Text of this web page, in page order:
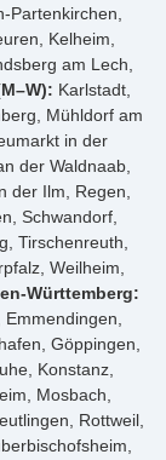
Partenkirchen,
Kelheim,
am Lech,
Karlstadt,
Mühldorf am
in der
der Waldnaab,
der Ilm, Regen,
Schwandorf,
Tirschenreuth,
Weilheim,
Württemberg:
Emmendingen,
Göppingen,
Konstanz,
Mosbach,
Rottweil,